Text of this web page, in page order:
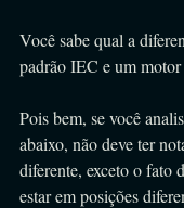
Você sabe qual a
padrão IEC e um
Pois bem, se você
abaixo, não deve ter
diferente, exceto o fato
estar em posições